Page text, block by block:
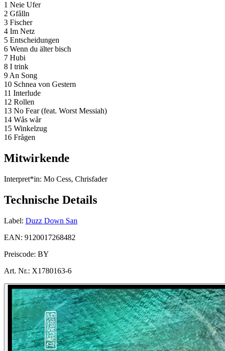
1 Neie Ufer
2 Gfålln
3 Fischer
4 Im Netz
5 Entscheidungen
6 Wenn du älter bisch
7 Hubi
8 I trink
9 An Song
10 Schnea von Gestern
11 Interlude
12 Rollen
13 No Fear (feat. Worst Messiah)
14 Wås wår
15 Winkelzug
16 Frågen
Mitwirkende
Interpret*in: Mo Cess, Chrisfader
Technische Details
Label: Duzz Down San
EAN: 9120017268482
Preiscode: BY
Art. Nr.: X1780163-6